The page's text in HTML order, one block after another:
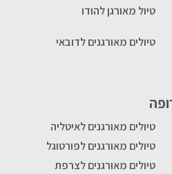
טיול מאורגן להודו
טיולים מאורגנים לדובאי
טיולים מאורגנים לאיטליה
טיולים מאורגנים לפורטוגל
טיולים מאורגנים לצרפת